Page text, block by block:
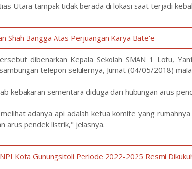
Utara tampak tidak berada di lokasi saat terjadi
Shah Bangga Atas Perjuangan Karya Bate'e
dibenarkan Kepala Sekolah SMAN 1 Lotu,
telepon selulernya, Jumat (04/05/2018)
kebakaran sementara diduga dari hubungan arus
adanya api adalah ketua komite yang
arus pendek listrik," jelasnya.
Kota Gunungsitoli Periode 2022-2025 Resmi